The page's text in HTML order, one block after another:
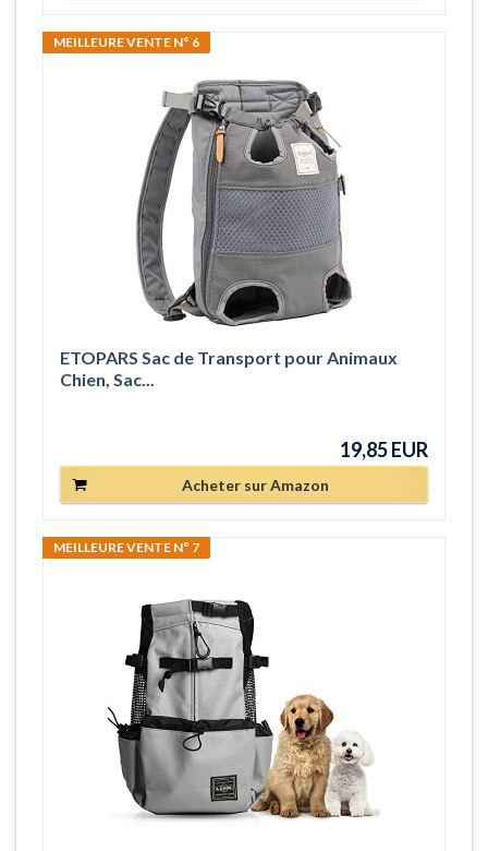
MEILLEURE VENTE N° 6
ETOPARS Sac de Transport pour Animaux
Chien, Sac...
19,85 EUR
Acheter sur Amazon
MEILLEURE VENTE N° 7